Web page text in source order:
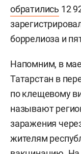
обратились 12
боррелиоза и
Напомним, в
Татарстан в
по клещевому
называют
заражения
жителям